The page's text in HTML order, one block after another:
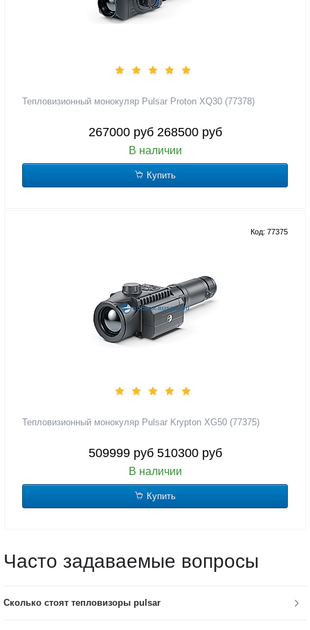
Тепловизионный монокуляр Pulsar Proton XQ30 (77378)
267000 руб 268500 руб
В наличии
Купить
Код: 77375
Тепловизионный монокуляр Pulsar Krypton XG50 (77375)
509999 руб 510300 руб
В наличии
Купить
Часто задаваемые вопросы
Сколько стоят тепловизоры pulsar